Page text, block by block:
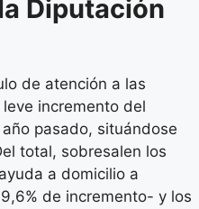
Diputación
de atención a las
incremento del
pasado, situándose
total, sobresalen los
a domicilio a
de incremento- y los